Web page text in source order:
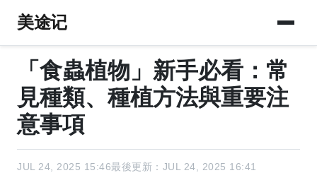
美途记
「食蟲植物」新手必看：常
見種類、種植方法與重要注
意事項
JUL 24, 2025 15:46最後更新：JUL 24, 2025 16:41